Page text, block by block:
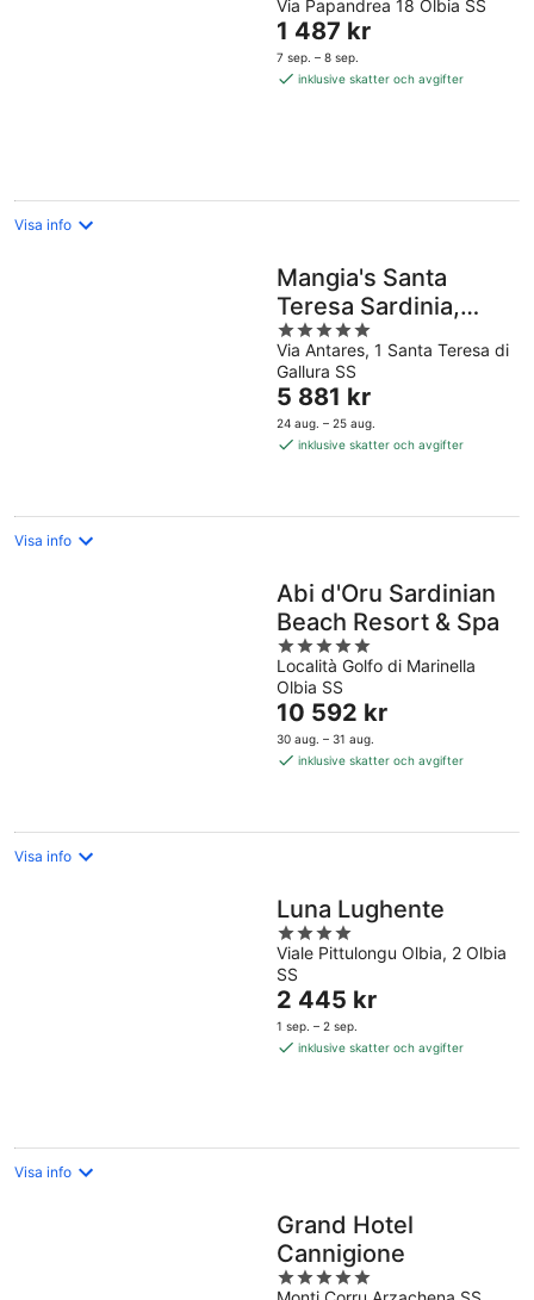
out
of
5
Via Papandrea 18 Olbia SS
Priset
är
1 487 kr
1 487 kr
7 sep. – 8 sep.
inklusive skatter och avgifter
Visa info
Mangia's Santa
Teresa Sardinia,
Curio Collection by
Hilton
5
out
of
5
Via Antares, 1 Santa Teresa di
Gallura SS
Priset
är
5 881 kr
5 881 kr
24 aug. – 25 aug.
inklusive skatter och avgifter
Visa info
Abi d'Oru Sardinian
Beach Resort & Spa
5
out
of
5
Località Golfo di Marinella
Olbia SS
Priset
är
10 592 kr
10 592 kr
30 aug. – 31 aug.
inklusive skatter och avgifter
Visa info
Luna Lughente
4
out
of
5
Viale Pittulongu Olbia, 2 Olbia
SS
Priset
är
2 445 kr
2 445 kr
1 sep. – 2 sep.
inklusive skatter och avgifter
Visa info
Grand Hotel
Cannigione
5